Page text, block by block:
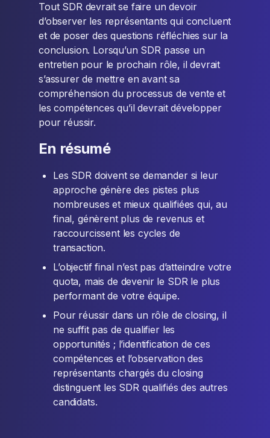
Tout SDR devrait se faire un devoir
d’observer les représentants qui concluent
et de poser des questions réfléchies sur la
conclusion. Lorsqu’un SDR passe un
entretien pour le prochain rôle, il devrait
s’assurer de mettre en avant sa
compréhension du processus de vente et
les compétences qu’il devrait développer
pour réussir.
En résumé
Les SDR doivent se demander si leur
approche génère des pistes plus
nombreuses et mieux qualifiées qui, au
final, génèrent plus de revenus et
raccourcissent les cycles de
transaction.
L’objectif final n’est pas d’atteindre votre
quota, mais de devenir le SDR le plus
performant de votre équipe.
Pour réussir dans un rôle de closing, il
ne suffit pas de qualifier les
opportunités ; l’identification de ces
compétences et l’observation des
représentants chargés du closing
distinguent les SDR qualifiés des autres
candidats.